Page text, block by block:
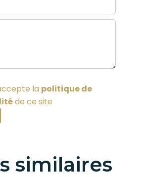
la politique de
de ce site
similaires